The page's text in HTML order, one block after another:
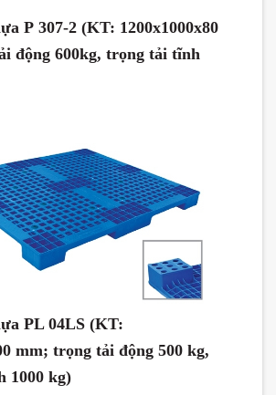
P 307-2 (KT: 1200x1000x80
động 600kg, trọng tải tĩnh
PL 04LS (KT:
mm; trọng tải động 500 kg,
1000 kg)